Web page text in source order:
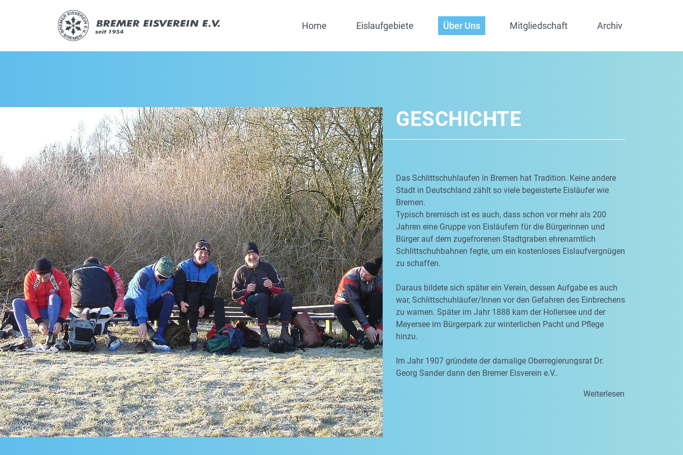
Home Eislaufgebiete Über Uns Mitgliedschaft Archiv
GESCHICHTE
Das Schlittschuhlaufen in Bremen hat Tradition. Keine andere
Stadt in Deutschland zählt so viele begeisterte Eisläufer wie
Bremen.
Typisch bremisch ist es auch, dass schon vor mehr als 200
Jahren eine Gruppe von Eisläufern für die Bürgerinnen und
Bürger auf dem zugefrorenen Stadtgraben ehrenamtlich
Schlittschuhbahnen fegte, um ein kostenloses Eislaufvergnügen
zu schaffen.
Daraus bildete sich später ein Verein, dessen Aufgabe es auch
war, Schlittschuhläufer/Innen vor den Gefahren des Einbrechens
zu warnen. Später im Jahr 1888 kam der Hollersee und der
Meyersee im Bürgerpark zur winterlichen Pacht und Pflege
hinzu.
Im Jahr 1907 gründete der damalige Oberregierungsrat Dr.
Georg Sander dann den Bremer Eisverein e.V..
Weiterlesen